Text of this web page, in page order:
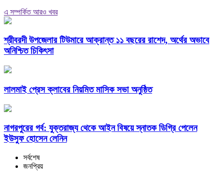
এ সম্পর্কিত আরও খবর
শ্রীবরদী উপজেলার টিউমারে আক্রান্ত ১১ বছরের রাশেদ, অর্থের অভাবে
অনিশ্চিত চিকিৎসা
লালমাই প্রেস ক্লাবের নিয়মিত মাসিক সভা অনুষ্ঠিত
নাগরপুরের গর্ব: যুক্তরাজ্য থেকে আইন বিষয়ে স্নাতক ডিগ্রি পেলেন
ইউসুফ হোসেন লেনিন
সর্বশেষ
জনপ্রিয়